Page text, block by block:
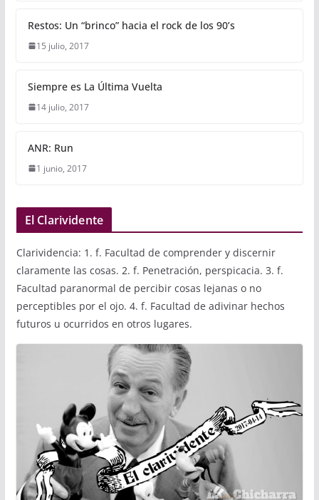
Restos: Un “brinco” hacia el rock de los 90’s
15 julio, 2017
Siempre es La Última Vuelta
14 julio, 2017
ANR: Run
1 junio, 2017
El Clarividente
Clarividencia: 1. f. Facultad de comprender y discernir
claramente las cosas. 2. f. Penetración, perspicacia. 3. f.
Facultad paranormal de percibir cosas lejanas o no
perceptibles por el ojo. 4. f. Facultad de adivinar hechos
futuros u ocurridos en otros lugares.